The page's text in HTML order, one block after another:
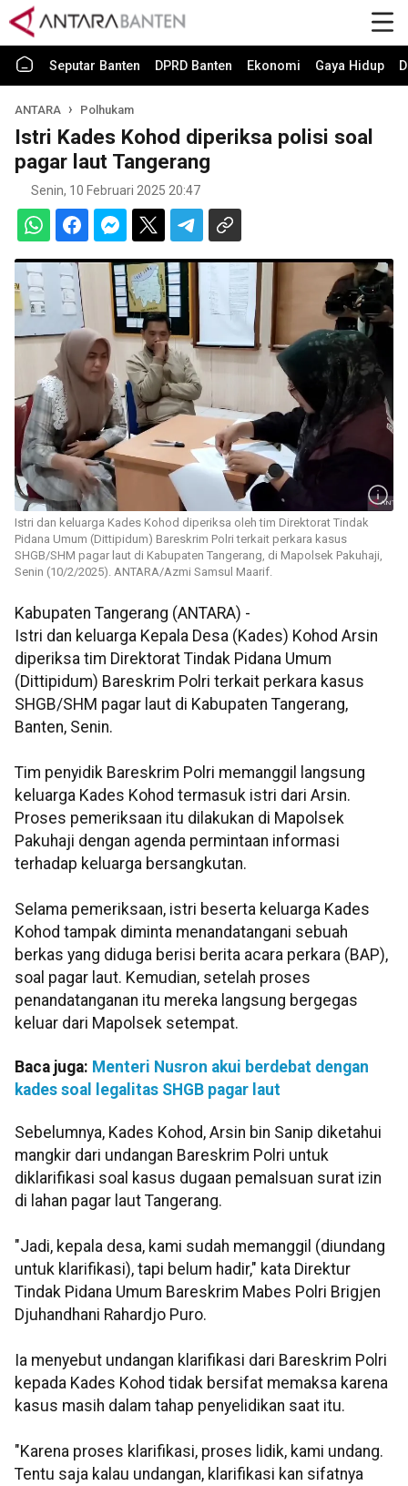
Seputar Banten DPRD Banten Ekonomi Gaya Hidup
ANTARA Polhukam
Istri Kades Kohod diperiksa polisi soal
pagar laut Tangerang
Senin, 10 Februari 2025 20:47
Istri dan keluarga Kades Kohod diperiksa oleh tim Direktorat Tindak
Pidana Umum (Dittipidum) Bareskrim Polri terkait perkara kasus
SHGB/SHM pagar laut di Kabupaten Tangerang, di Mapolsek Pakuhaji,
Senin (10/2/2025). ANTARA/Azmi Samsul Maarif.
Kabupaten Tangerang (ANTARA) -
Istri dan keluarga Kepala Desa (Kades) Kohod Arsin
diperiksa tim Direktorat Tindak Pidana Umum
(Dittipidum) Bareskrim Polri terkait perkara kasus
SHGB/SHM pagar laut di Kabupaten Tangerang,
Banten, Senin.
Tim penyidik Bareskrim Polri memanggil langsung
keluarga Kades Kohod termasuk istri dari Arsin.
Proses pemeriksaan itu dilakukan di Mapolsek
Pakuhaji dengan agenda permintaan informasi
terhadap keluarga bersangkutan.
Selama pemeriksaan, istri beserta keluarga Kades
Kohod tampak diminta menandatangani sebuah
berkas yang diduga berisi berita acara perkara (BAP),
soal pagar laut. Kemudian, setelah proses
penandatanganan itu mereka langsung bergegas
keluar dari Mapolsek setempat.
Baca juga: Menteri Nusron akui berdebat dengan
kades soal legalitas SHGB pagar laut
Sebelumnya, Kades Kohod, Arsin bin Sanip diketahui
mangkir dari undangan Bareskrim Polri untuk
diklarifikasi soal kasus dugaan pemalsuan surat izin
di lahan pagar laut Tangerang.
"Jadi, kepala desa, kami sudah memanggil (diundang
untuk klarifikasi), tapi belum hadir," kata Direktur
Tindak Pidana Umum Bareskrim Mabes Polri Brigjen
Djuhandhani Rahardjo Puro.
Ia menyebut undangan klarifikasi dari Bareskrim Polri
kepada Kades Kohod tidak bersifat memaksa karena
kasus masih dalam tahap penyelidikan saat itu.
"Karena proses klarifikasi, proses lidik, kami undang.
Tentu saja kalau undangan, klarifikasi kan sifatnya